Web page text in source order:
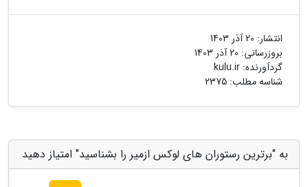
انتشار: 20 آذر 1403
بروزرسانی: 20 آذر 1403
گردآورنده: kulu.ir
شناسه مطلب: 2375
به "برترین رستوران های لوکس ازمیر را بشناسید" امتیاز دهید